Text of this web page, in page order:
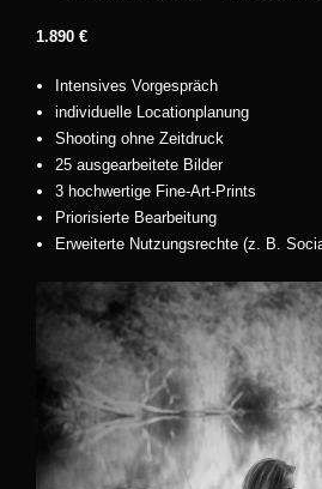
1.890 €
Intensives Vorgespräch
individuelle Locationplanung
Shooting ohne Zeitdruck
25 ausgearbeitete Bilder
3 hochwertige Fine-Art-Prints
Priorisierte Bearbeitung
Erweiterte Nutzungsrechte (z. B.